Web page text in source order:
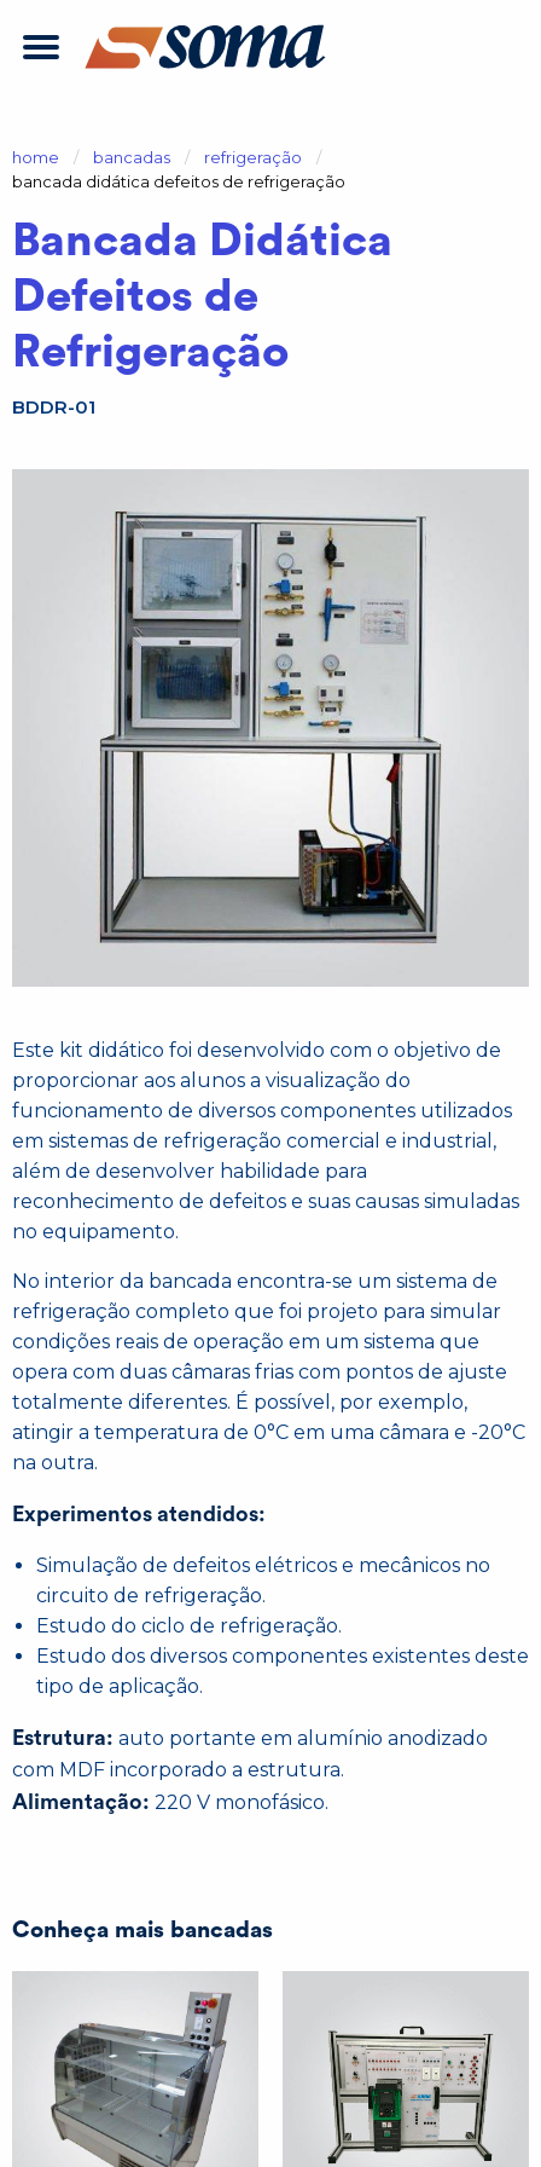
home bancadas
refrigeração
atual:
bancada didática defeitos de refrigeração
Bancada Didática
Defeitos de
Refrigeração
BDDR-01
Este kit didático foi desenvolvido com o objetivo de
proporcionar aos alunos a visualização do
funcionamento de diversos componentes utilizados
em sistemas de refrigeração comercial e industrial,
além de desenvolver habilidade para
reconhecimento de defeitos e suas causas simuladas
no equipamento.
No interior da bancada encontra-se um sistema de
refrigeração completo que foi projeto para simular
condições reais de operação em um sistema que
opera com duas câmaras frias com pontos de ajuste
totalmente diferentes. É possível, por exemplo,
atingir a temperatura de 0°C em uma câmara e -20°C
na outra.
Experimentos atendidos:
Simulação de defeitos elétricos e mecânicos no
circuito de refrigeração.
Estudo do ciclo de refrigeração.
Estudo dos diversos componentes existentes deste
tipo de aplicação.
Estrutura: auto portante em alumínio anodizado
com MDF incorporado a estrutura.
Alimentação: 220 V monofásico.
Conheça mais bancadas